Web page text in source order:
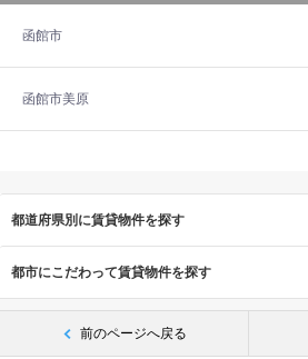
函館市
函館市美原
都道府県別に賃貸物件を探す
都市にこだわって賃貸物件を探す
前のページへ戻る